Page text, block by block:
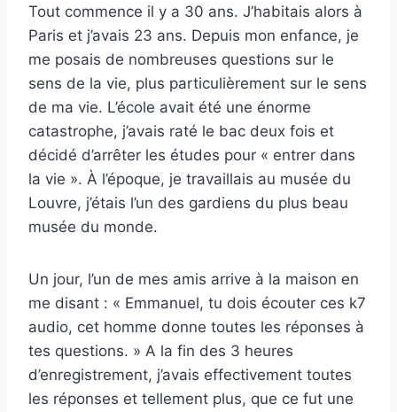
Tout commence il y a 30 ans. J’habitais alors à
Paris et j’avais 23 ans. Depuis mon enfance, je
me posais de nombreuses questions sur le
sens de la vie, plus particulièrement sur le sens
de ma vie. L’école avait été une énorme
catastrophe, j’avais raté le bac deux fois et
décidé d’arrêter les études pour « entrer dans
la vie ». À l’époque, je travaillais au musée du
Louvre, j’étais l’un des gardiens du plus beau
musée du monde.
Un jour, l’un de mes amis arrive à la maison en
me disant : « Emmanuel, tu dois écouter ces k7
audio, cet homme donne toutes les réponses à
tes questions. » A la fin des 3 heures
d’enregistrement, j’avais effectivement toutes
les réponses et tellement plus, que ce fut une